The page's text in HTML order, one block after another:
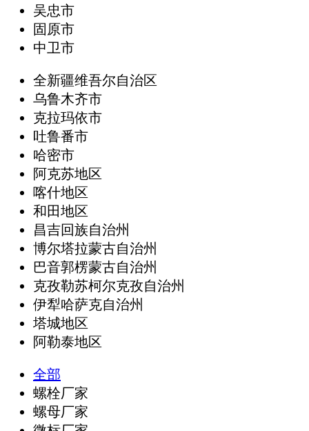
吴忠市
固原市
中卫市
全新疆维吾尔自治区
乌鲁木齐市
克拉玛依市
吐鲁番市
哈密市
阿克苏地区
喀什地区
和田地区
昌吉回族自治州
博尔塔拉蒙古自治州
巴音郭楞蒙古自治州
克孜勒苏柯尔克孜自治州
伊犁哈萨克自治州
塔城地区
阿勒泰地区
全部
螺栓厂家
螺母厂家